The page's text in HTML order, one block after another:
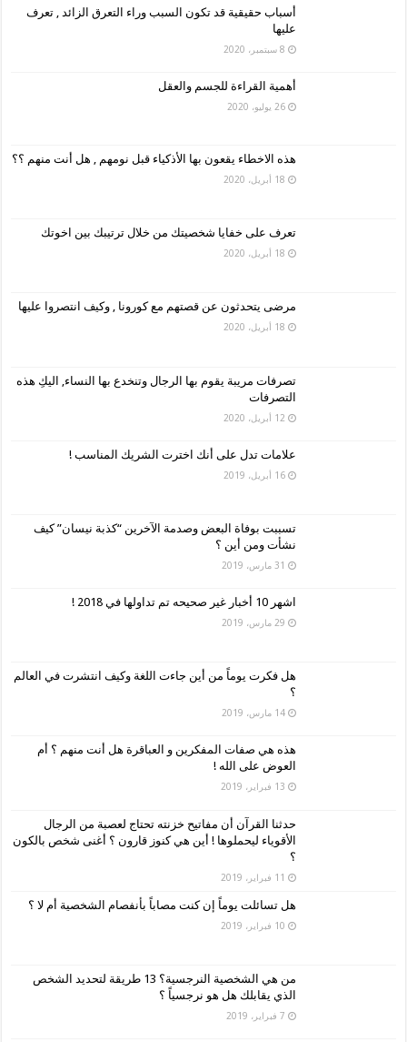
أسباب حقيقية قد تكون السبب وراء التعرق الزائد , تعرف
عليها
8 سبتمبر، 2020
أهمية القراءة للجسم والعقل
26 يوليو، 2020
هذه الاخطاء يقعون بها الأذكياء قبل نومهم , هل أنت منهم ؟؟
18 أبريل، 2020
تعرف على خفايا شخصيتك من خلال ترتيبك بين اخوتك
18 أبريل، 2020
مرضى يتحدثون عن قصتهم مع كورونا , وكيف انتصروا عليها
18 أبريل، 2020
تصرفات مريبة يقوم بها الرجال وتنخدع بها النساء, اليكِ هذه
التصرفات
12 أبريل، 2020
علامات تدل على أنك اخترت الشريك المناسب !
16 أبريل، 2019
تسببت بوفاة البعض وصدمة الآخرين “كذبة نيسان” كيف
نشأت ومن أين ؟
31 مارس، 2019
اشهر 10 أخبار غير صحيحه تم تداولها في 2018 !
29 مارس، 2019
هل فكرت يوماً من أين جاءت اللغة وكيف انتشرت في العالم
؟
14 مارس، 2019
هذه هي صفات المفكرين و العباقرة هل أنت منهم ؟ أم
العوض على الله !
13 فبراير، 2019
حدثنا القرآن أن مفاتيح خزنته تحتاج لعصبة من الرجال
الأقوياء ليحملوها ! أين هي كنوز قارون ؟ أغنى شخص بالكون
؟
11 فبراير، 2019
هل تسائلت يوماً إن كنت مصاباً بأنفصام الشخصية أم لا ؟
10 فبراير، 2019
من هي الشخصية النرجسية؟ 13 طريقة لتحديد الشخص
الذي يقابلك هل هو نرجسياً ؟
7 فبراير، 2019